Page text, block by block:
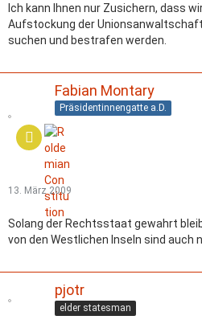
Ich kann Ihnen nur Zusichern, dass
Aufstockung der
suchen und bestrafen werden.
Fabian Montary
Präsidentinnengatte a.D.
13. März 2009
Solang der Rechtsstaat gewahrt
von den Westlichen Inseln sind auch
pjotr
elder statesman